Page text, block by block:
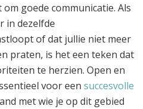
goede communicatie. Als
in dezelfde
of dat jullie niet meer
praten, is het een teken dat
te herzien. Open en
voor een succesvolle
met wie je op dit gebied